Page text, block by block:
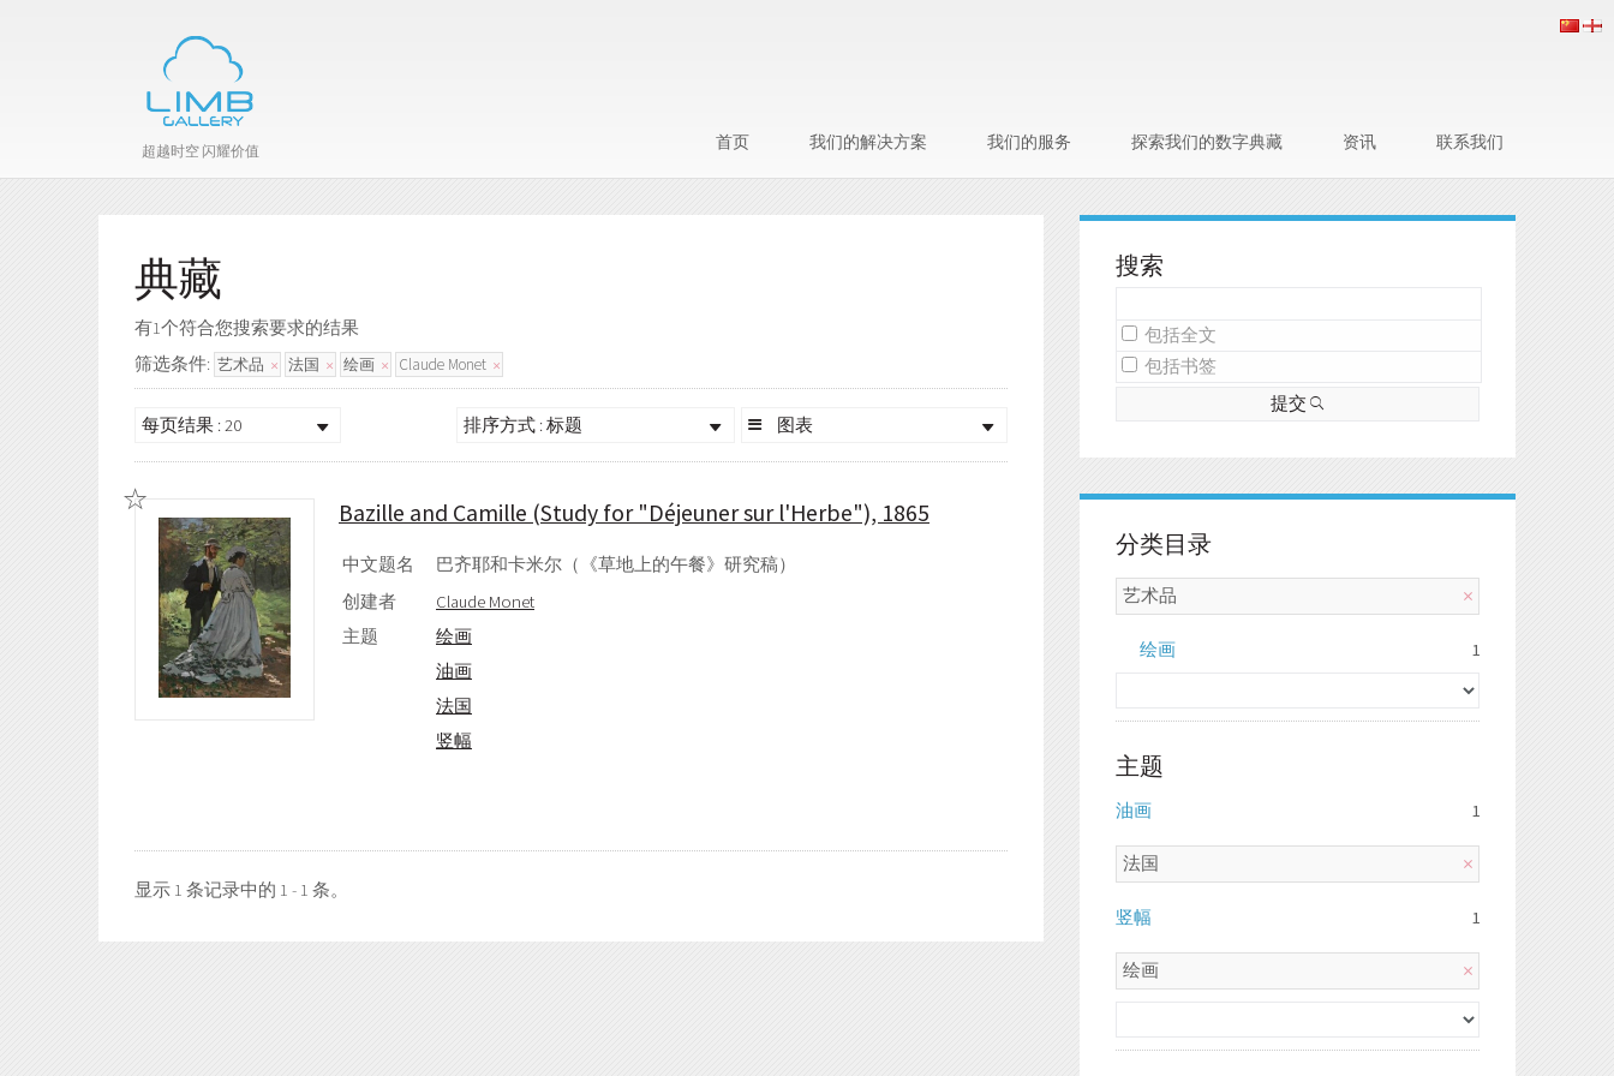
超越时空 闪耀价值 首页 我们的解决方案 我们的服务 探索我们的数字典藏 资讯 联系我们
典藏
有1个符合您搜索要求的结果
筛选条件: 艺术品 法国 绘画 Claude Monet
图表
排序方式 : 标题
每页结果 : 20
Bazille and Camille (Study for "Déjeuner sur l'Herbe"), 1865
中文题名
巴齐耶和卡米尔（《草地上的午餐》研究稿）
创建者
Claude Monet
主题
绘画
油画
法国
竖幅
显示 1 条记录中的 1 - 1 条。
搜索
包括全文
包括书签
提交
分类目录
艺术品
绘画 1
主题
油画 1
法国
竖幅 1
绘画